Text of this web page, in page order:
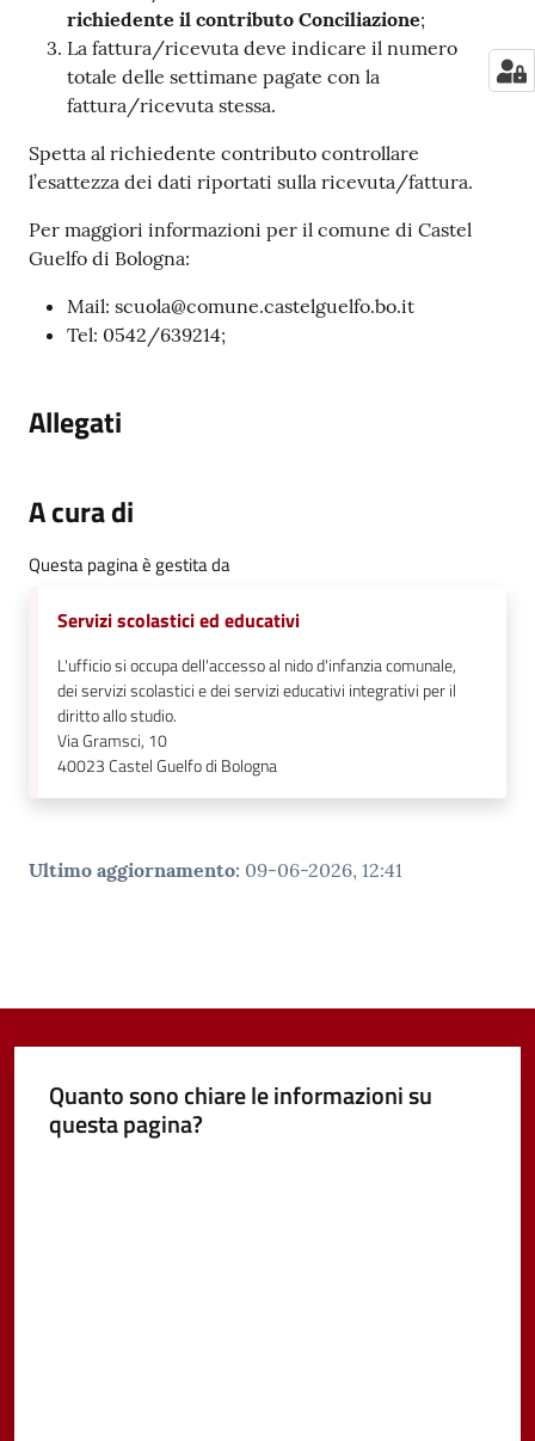
richiedente il contributo Conciliazione;
La fattura/ricevuta deve indicare il numero
totale delle settimane pagate con la
fattura/ricevuta stessa.
Spetta al richiedente contributo controllare
l’esattezza dei dati riportati sulla ricevuta/fattura.
Per maggiori informazioni per il comune di Castel
Guelfo di Bologna:
Mail: scuola@comune.castelguelfo.bo.it
Tel: 0542/639214;
Allegati
A cura di
Questa pagina è gestita da
Servizi scolastici ed educativi
L'ufficio si occupa dell'accesso al nido d'infanzia comunale,
dei servizi scolastici e dei servizi educativi integrativi per il
diritto allo studio.
Via Gramsci, 10
40023Castel Guelfo di Bologna
Ultimo aggiornamento: 09-06-2026, 12:41
Quanto sono chiare le informazioni su
questa pagina?